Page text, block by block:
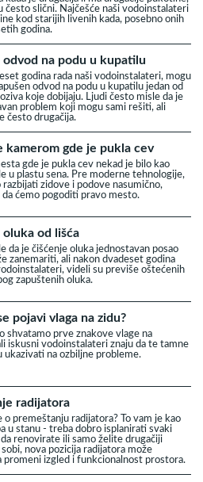
često slični. Najčešće naši vodoinstalateri
kod starijih livenih kada, posebno onih
godina.
odvod na podu u kupatilu
godina rada naši vodoinstalateri, mogu
odvod na podu u kupatilu jedan od
koje dobijaju. Ljudi često misle da je
problem koji mogu sami rešiti, ali
često drugačija.
kamerom gde je pukla cev
gde je pukla cev nekad je bilo kao
u plastu sena. Pre moderne tehnologije,
razbijati zidove i podove nasumično,
da ćemo pogoditi pravo mesto.
oluka od lišća
da je čišćenje oluka jednostavan posao
zanemariti, ali nakon dvadeset godina
videli su previše oštećenih
zapuštenih oluka.
pojavi vlaga na zidu?
shvatamo prve znakove vlage na
iskusni vodoinstalateri znaju da te tamne
ukazivati na ozbiljne probleme.
radijatora
o premeštanju radijatora? To vam je kao
u stanu - treba dobro isplanirati svaki
da renovirate ili samo želite drugačiji
nova pozicija radijatora može
promeni izgled i funkcionalnost prostora.